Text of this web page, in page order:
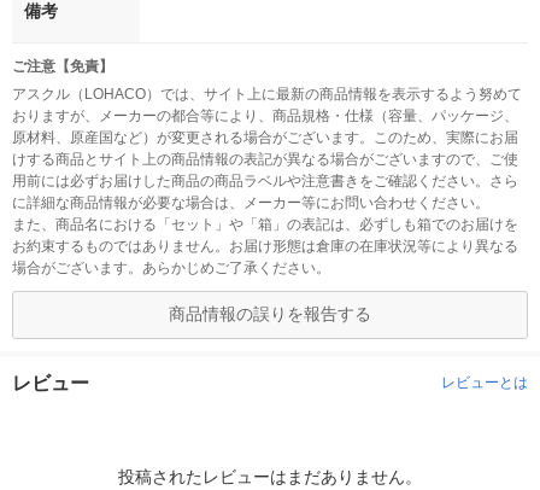
備考
ご注意【免責】
アスクル（LOHACO）では、サイト上に最新の商品情報を表示するよう努めて
おりますが、メーカーの都合等により、商品規格・仕様（容量、パッケージ、
原材料、原産国など）が変更される場合がございます。このため、実際にお届
けする商品とサイト上の商品情報の表記が異なる場合がございますので、ご使
用前には必ずお届けした商品の商品ラベルや注意書きをご確認ください。さら
に詳細な商品情報が必要な場合は、メーカー等にお問い合わせください。
また、商品名における「セット」や「箱」の表記は、必ずしも箱でのお届けを
お約束するものではありません。お届け形態は倉庫の在庫状況等により異なる
場合がございます。あらかじめご了承ください。
商品情報の誤りを報告する
レビュー レビューとは
投稿されたレビューはまだありません。